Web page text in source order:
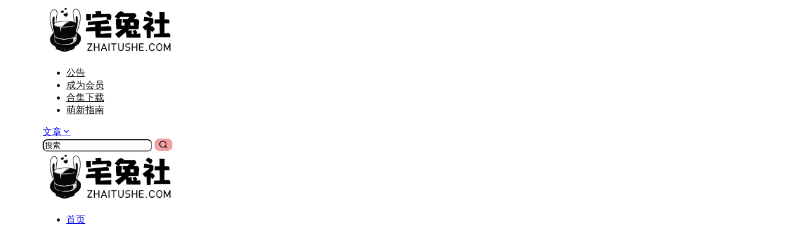
公告
成为会员
合集下载
萌新指南
文章
首页